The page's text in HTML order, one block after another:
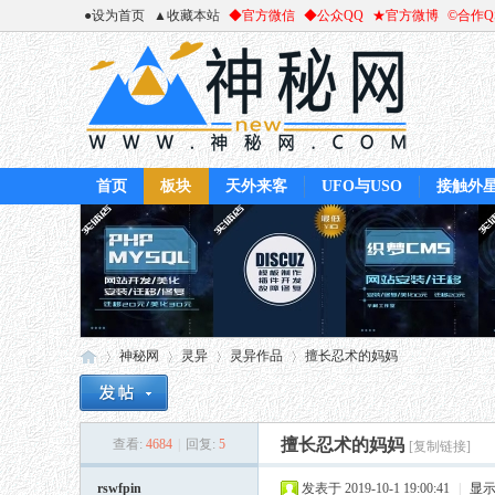
●设为首页 ▲收藏本站 ◆官方微信 ◆公众QQ ★官方微博 ©合作
首页 板块 天外来客 UFO与USO 接触外
神秘网
›
灵异
›
灵异作品
›
擅长忍术的妈妈
查看: 4684 回复: 5 擅长忍术的妈妈 [复制链接]
rswfpin 发表于 2019-10-1 19:00:41 显